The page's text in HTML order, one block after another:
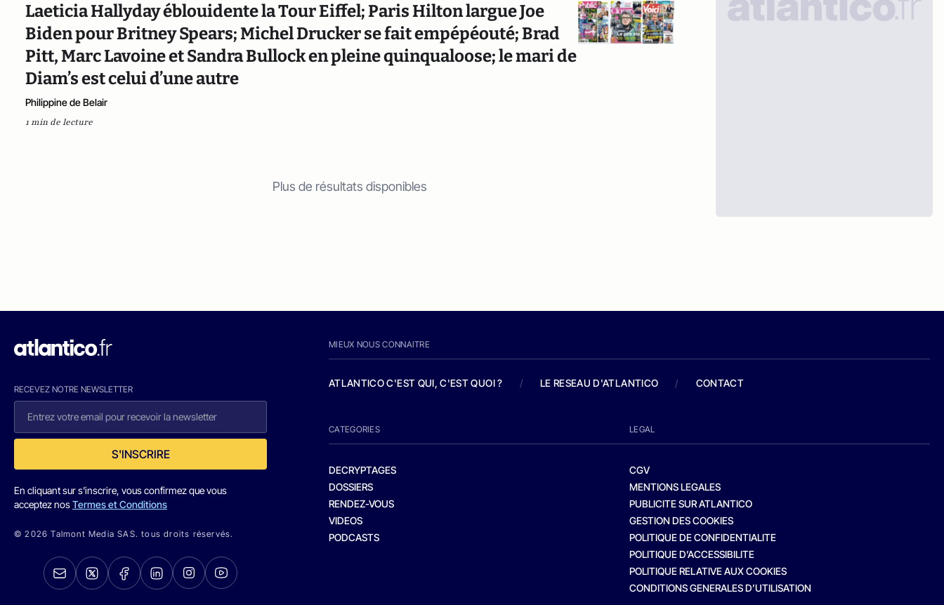
Laeticia Hallyday éblouidente la Tour Eiffel; Paris Hilton largue Joe
Biden pour Britney Spears; Michel Drucker se fait empépéouté; Brad
Pitt, Marc Lavoine et Sandra Bullock en pleine quinqualoose; le mari de
Diam’s est celui d’une autre
Philippine de Belair
1 min de lecture
Plus de résultats disponibles
RECEVEZ NOTRE NEWSLETTER
S'INSCRIRE
En cliquant sur s'inscrire, vous confirmez que vous
acceptez nosTermes et Conditions
© 2026 Talmont Media SAS. tous droits réservés.
MIEUX NOUS CONNAITRE
ATLANTICO C'EST QUI, C'EST QUOI ? / LE RESEAU D'ATLANTICO / CONTACT
CATEGORIES
DECRYPTAGES
DOSSIERS
RENDEZ-VOUS
VIDEOS
PODCASTS
LEGAL
CGV
MENTIONS LEGALES
PUBLICITE SUR ATLANTICO
GESTION DES COOKIES
POLITIQUE DE CONFIDENTIALITE
POLITIQUE D’ACCESSIBILITE
POLITIQUE RELATIVE AUX COOKIES
CONDITIONS GENERALES D’UTILISATION